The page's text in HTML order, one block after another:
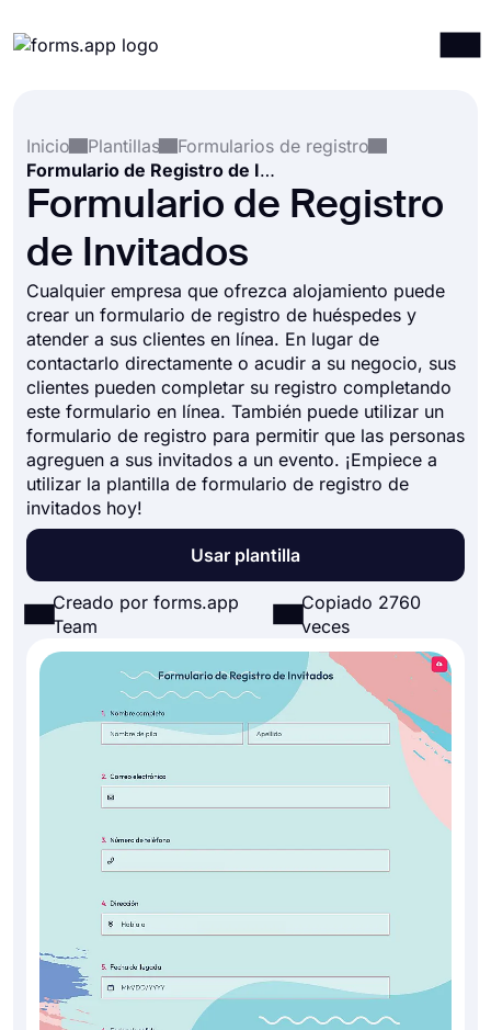
Integraciones
Plantillas
Recursos
Inicio
Plantillas
Formularios de registro
Formulario de Registro de Invitados
Formulario de Registro
de Invitados
Cualquier empresa que ofrezca alojamiento puede
crear un formulario de registro de huéspedes y
atender a sus clientes en línea. En lugar de
contactarlo directamente o acudir a su negocio, sus
clientes pueden completar su registro completando
este formulario en línea. También puede utilizar un
formulario de registro para permitir que las personas
agreguen a sus invitados a un evento. ¡Empiece a
utilizar la plantilla de formulario de registro de
invitados hoy!
Usar plantilla
Creado por forms.app
Team
Copiado 2760
veces